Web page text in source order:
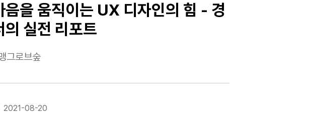
음을 움직이는 UX 디자인의 힘 - 경
의 실전 리포트
그로브숲
2021-08-20